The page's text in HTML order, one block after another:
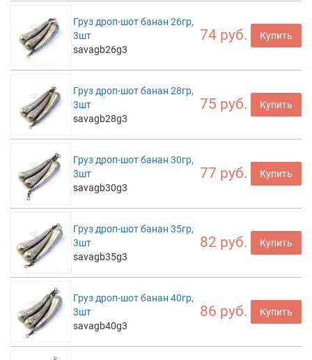
Груз дроп-шот банан 26гр,
3шт
savagb26g3
74 руб. Купить
Груз дроп-шот банан 28гр,
3шт
savagb28g3
75 руб. Купить
Груз дроп-шот банан 30гр,
3шт
savagb30g3
77 руб. Купить
Груз дроп-шот банан 35гр,
3шт
savagb35g3
82 руб. Купить
Груз дроп-шот банан 40гр,
3шт
savagb40g3
86 руб. Купить